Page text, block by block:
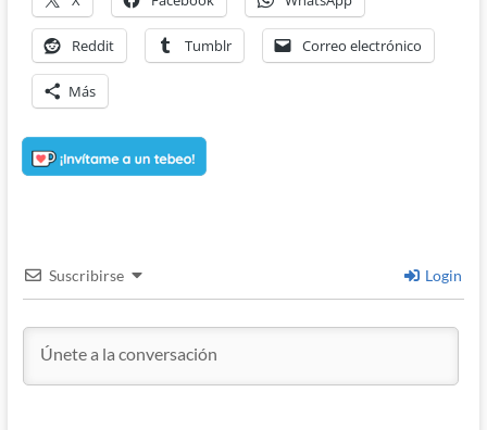
Reddit Tumblr Correo electrónico
Más
Suscribirse Login